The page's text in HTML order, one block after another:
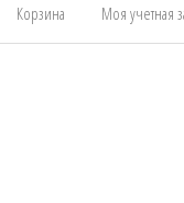
Корзина Моя учетная